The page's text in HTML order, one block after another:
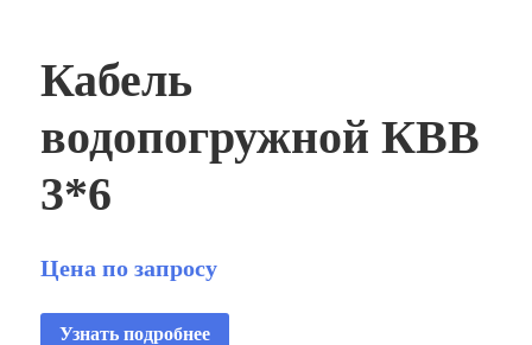
Кабель
водопогружной КВВ
3*6
Цена по запросу
Узнать подробнее